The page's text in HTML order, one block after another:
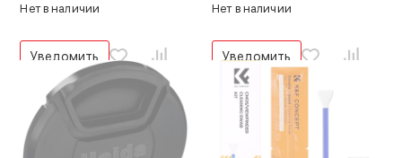
Нет в наличии
Уведомить
Нет в наличии
Уведомить